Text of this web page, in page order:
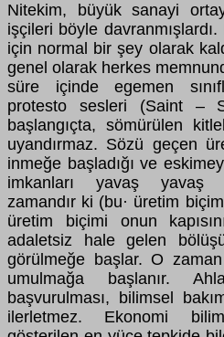
Nitekim, büyük sanayi
işçileri böyle
için normal bir şey olarak
genel olarak herkes
süre içinde egemen
protesto sesleri (Saint –
başlangıçta, sömürülen
uyandırmaz. Sözü geçen
inmeğe başladığı ve
imkanları yavaş yavaş
zamandır ki (bu· üretim
üretim biçimi onun
adaletsiz hale gelen
görülmeğe başlar. O
umulmağa başlanır.
başvurulması, bilimsel
ilerletmez. Ekonomi